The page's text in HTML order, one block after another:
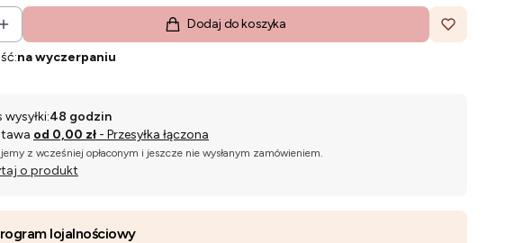
Dodaj do koszyka
na wyczerpaniu
wysyłki:48 godzin
od 0,00 zł - Przesyłka łączona
z wcześniej opłaconym i jeszcze nie wysłanym zamówieniem.
o produkt
lojalnościowy